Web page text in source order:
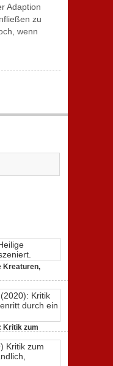
Adaption
zu
wenn
Kreaturen,
GUNDA
Kritik zum
zu
GLITZER
UND